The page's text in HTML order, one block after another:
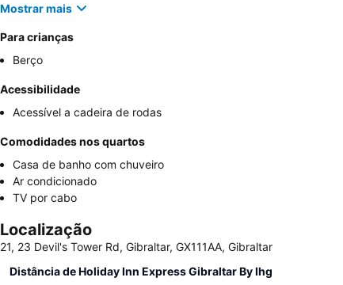
Mostrar mais
Para crianças
Berço
Acessibilidade
Acessível a cadeira de rodas
Comodidades nos quartos
Casa de banho com chuveiro
Ar condicionado
TV por cabo
Localização
21, 23 Devil's Tower Rd, Gibraltar, GX111AA, Gibraltar
Distância de Holiday Inn Express Gibraltar By Ihg